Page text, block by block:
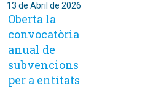
13 de Abril de 2026
Oberta la
convocatòria
anual de
subvencions
per a entitats